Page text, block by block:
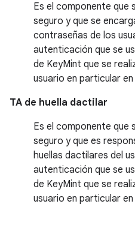
Es el componente que
seguro y que se
contraseñas de los
autenticación que se
de KeyMint que se
usuario en particular
TA de huella dactilar
Es el componente que
seguro y que es
huellas dactilares del
autenticación que se
de KeyMint que se
usuario en particular